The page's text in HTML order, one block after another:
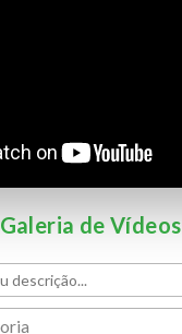
Galeria de Vídeos